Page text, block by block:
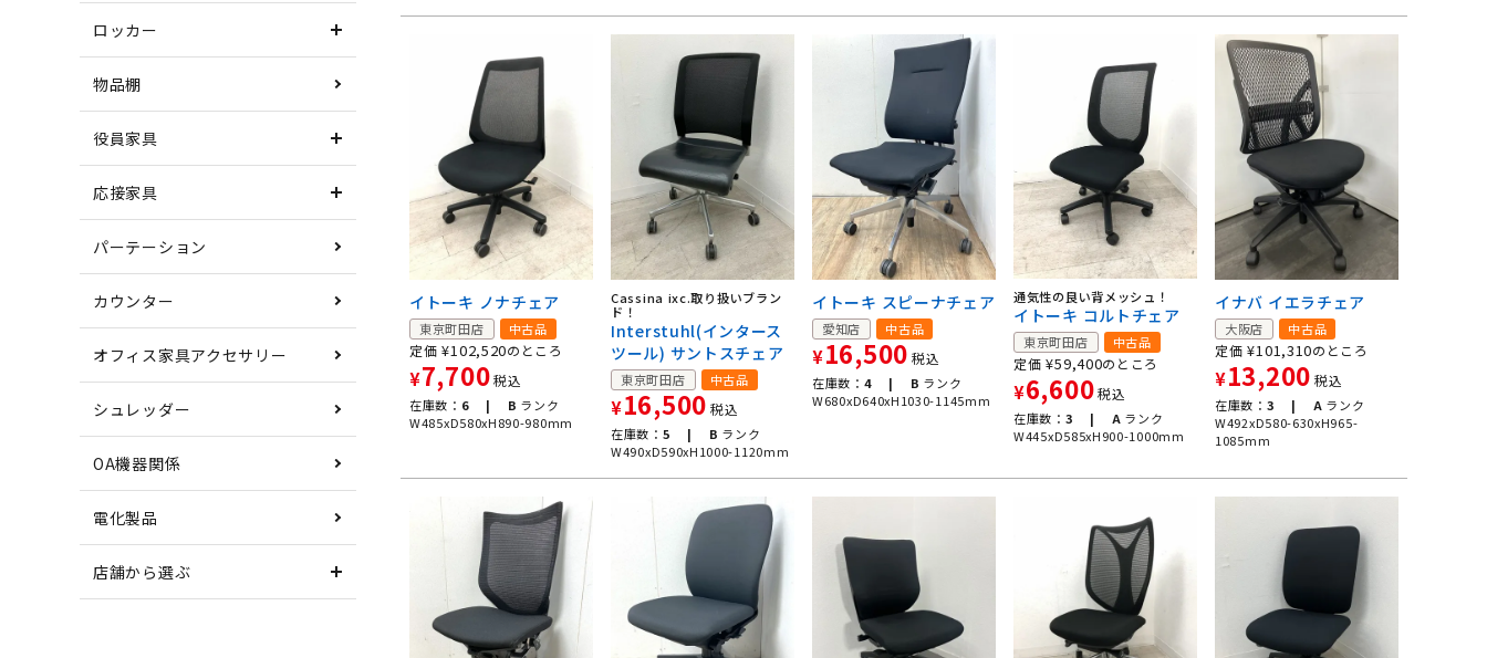
ロッカー
物品棚
役員家具
応接家具
パーテーション
カウンター
オフィス家具アクセサリー
シュレッダー
OA機器関係
電化製品
店舗から選ぶ
イトーキ ノナチェア
東京町田店 中古品
定価 ¥102,520のところ
¥7,700税込
在庫数： 6 | B ランク
W485xD580xH890-980mm
Cassina ixc.取り扱いブラン
ド！
Interstuhl(インタース
ツール) サントスチェア
東京町田店 中古品
¥16,500 税込
在庫数： 5 | B ランク
W490xD590xH1000-1120mm
イトーキ スピーナチェア
愛知店 中古品
¥16,500 税込
在庫数： 4 | B ランク
W680xD640xH1030-1145mm
通気性の良い背メッシュ！
イトーキ コルトチェア
東京町田店 中古品
定価 ¥59,400のところ
¥6,600税込
在庫数： 3 | A ランク
W445xD585xH900-1000mm
イナバ イエラチェア
大阪店 中古品
定価 ¥101,310のところ
¥13,200 税込
在庫数： 3 | A ランク
W492xD580-630xH965-
1085mm